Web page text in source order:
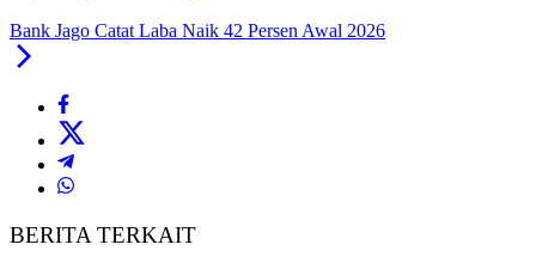
Bank Jago Catat Laba Naik 42 Persen Awal 2026
BERITA TERKAIT